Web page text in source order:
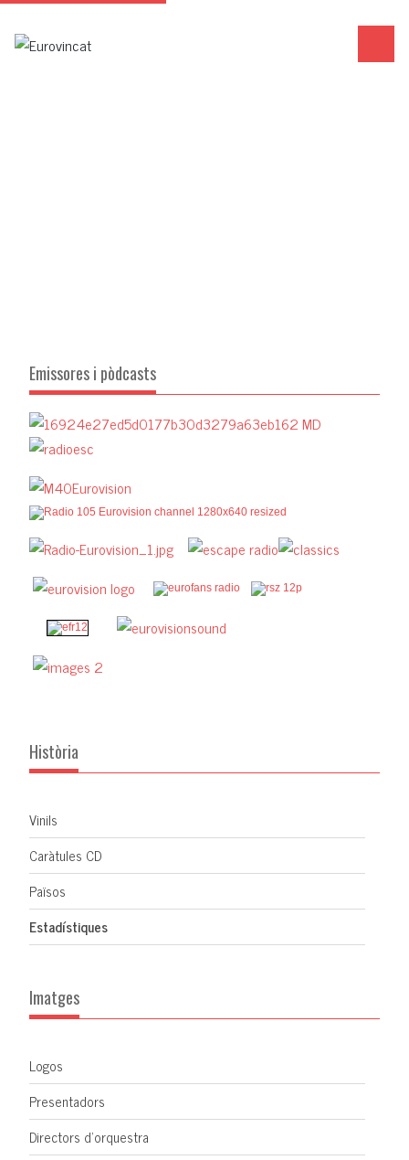
Emissores i pòdcasts
Història
Vinils
Caràtules CD
Països
Estadístiques
Imatges
Logos
Presentadors
Directors d'orquestra